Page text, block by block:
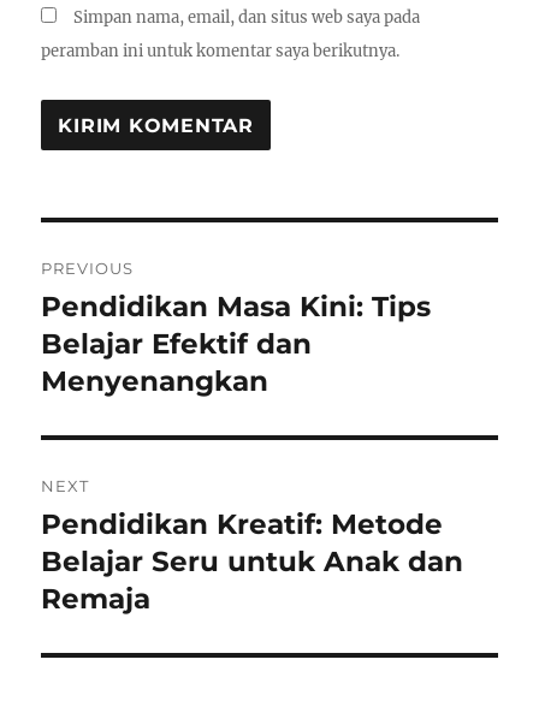
Simpan nama, email, dan situs web saya pada
peramban ini untuk komentar saya berikutnya.
pos
PREVIOUS
Previous
post:
Pendidikan Masa Kini: Tips
Belajar Efektif dan
Menyenangkan
NEXT
Next
post:
Pendidikan Kreatif: Metode
Belajar Seru untuk Anak dan
Remaja